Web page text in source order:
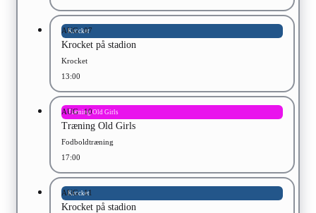
Krocket
AUG 07
Krocket på stadion
Krocket
13:00
Træning Old Girls
AUG 10
Træning Old Girls
Fodboldtræning
17:00
Krocket
AUG 11
Krocket på stadion